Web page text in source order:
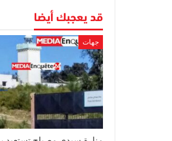
قد يعجبك أيضا
جهات